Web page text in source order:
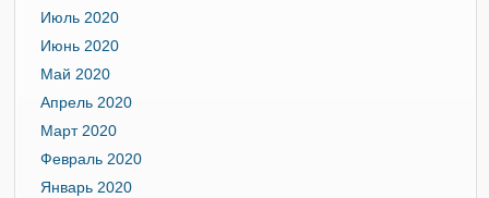
Июль 2020
Июнь 2020
Май 2020
Апрель 2020
Март 2020
Февраль 2020
Январь 2020